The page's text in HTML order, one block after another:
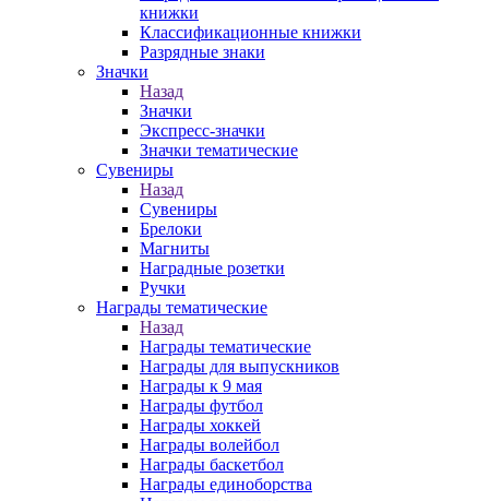
книжки
Классификационные книжки
Разрядные знаки
Значки
Назад
Значки
Экспресс-значки
Значки тематические
Сувениры
Назад
Сувениры
Брелоки
Магниты
Наградные розетки
Ручки
Награды тематические
Назад
Награды тематические
Награды для выпускников
Награды к 9 мая
Награды футбол
Награды хоккей
Награды волейбол
Награды баскетбол
Награды единоборства